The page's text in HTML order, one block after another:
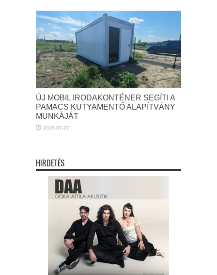
ÚJ MOBIL IRODAKONTÉNER SEGÍTI A
PAMACS KUTYAMENTŐ ALAPÍTVÁNY
MUNKÁJÁT
2026-07-27
HIRDETÉS